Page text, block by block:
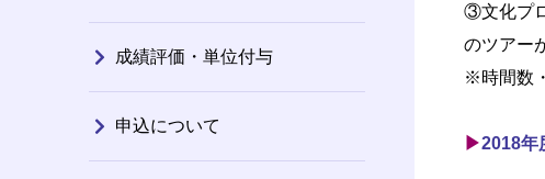
③文化プ
のツアー
※時間数
▶2018年
成績評価・単位付与
申込について